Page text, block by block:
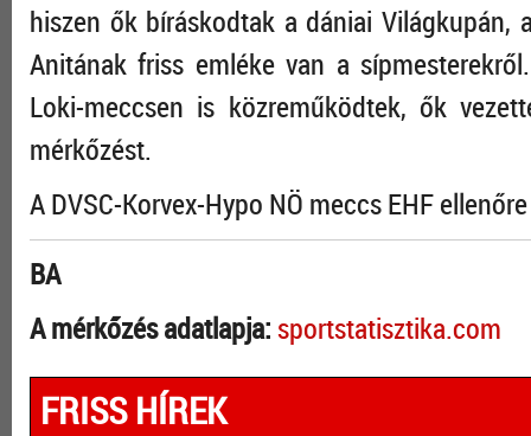
hiszen ők bíráskodtak a dániai Világkupán,
Anitának friss emléke van a
Loki-meccsen is közreműködtek, ők
mérkőzést.
A DVSC-Korvex-Hypo NÖ meccs EHF
BA
A mérkőzés adatlapja:sportstatisztika.com
FRISS HÍREK